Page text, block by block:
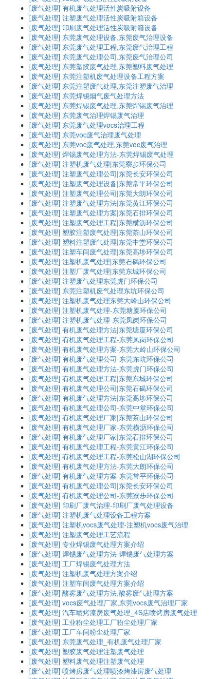
[废气处理] 有机废气处理活性炭吸附设备
[废气处理] 注塑废气处理活性炭吸附箱设备
[废气处理] 印刷废气处理活性炭吸附箱设备
[废气处理] 东莞废气处理设备,东莞废气治理设备
[废气处理] 东莞废气处理工程,东莞废气治理工程
[废气处理] 东莞废气处理公司,东莞废气治理公司
[废气处理] 东莞塑胶废气处理,东莞塑料废气处理
[废气处理] 东莞注塑机废气处理设备工程方案
[废气处理] 东莞注塑废气处理,东莞注塑废气治理
[废气处理] 东莞焊锡烟气废气处理方法
[废气处理] 东莞焊锡废气处理,东莞焊锡废气治理
[废气处理] 东莞废气治理焊锡废气治理
[废气处理] 东莞废气处理vocs治理工程
[废气处理] 东莞voc废气治理废气处理
[废气处理] 东莞voc废气处理,东莞voc废气治理
[废气处理] 焊锡废气处理方法-东莞焊锡废气处理
[废气处理] 注塑机废气处理|东莞寮步环保公司
[废气处理] 注塑废气处理公司|东莞长安环保公司
[废气处理] 注塑废气处理设备|东莞常平环保公司
[废气处理] 注塑废气处理公司|东莞大朗环保公司
[废气处理] 注塑废气处理方法|东莞黄江环保公司
[废气处理] 注塑废气处理方案|东莞石排环保公司
[废气处理] 注塑废气处理工程|东莞横沥环保公司
[废气处理] 塑胶注塑废气处理|东莞茶山环保公司
[废气处理] 塑料注塑废气处理|东莞中堂环保公司
[废气处理] 注塑车间废气处理|东莞高埗环保公司
[废气处理] 注塑机废气处理|东莞石碣环保公司
[废气处理] 注塑厂废气处理|东莞东城环保公司
[废气处理] 注塑废气处理东莞虎门环保公司
[废气处理] 东莞注塑机废气处理东坑环保公司
[废气处理] 注塑机废气处理东莞大岭山环保公司
[废气处理] 注塑机废气处理-东莞塘厦环保公司
[废气处理] 注塑机废气处理-东莞凤岗环保公司
[废气处理] 有机废气处理方法|东莞塘厦环保公司
[废气处理] 有机废气处理工程-东莞凤岗环保公司
[废气处理] 有机废气处理方案-东莞大岭山环保公司
[废气处理] 有机废气处理公司-东莞东坑环保公司
[废气处理] 有机废气处理方法-东莞虎门环保公司
[废气处理] 有机废气处理工程|东莞东城环保公司
[废气处理] 有机废气处理公司|东莞石碣环保公司
[废气处理] 有机废气处理方法|东莞高埗环保公司
[废气处理] 有机废气处理公司-东莞中堂环保公司
[废气处理] 有机废气处理厂家|东莞茶山环保公司
[废气处理] 有机废气处理厂家-东莞横沥环保公司
[废气处理] 有机废气处理厂家|东莞石排环保公司
[废气处理] 有机废气处理工程-东莞黄江环保公司
[废气处理] 有机废气处理工程-东莞松山湖环保公司
[废气处理] 有机废气处理方法-东莞大朗环保公司
[废气处理] 有机废气处理方案-东莞常平环保公司
[废气处理] 有机废气处理公司|东莞长安环保公司
[废气处理] 有机废气处理公司-东莞寮步环保公司
[废气处理] 印刷厂废气治理-印刷厂废气处理设备
[废气处理] 注塑机废气处理设备工程方案
[废气处理] 注塑机vocs废气处理-注塑机vocs废气治理
[废气处理] 注塑废气处理工艺流程
[废气处理] 专业焊锡废气处理方案介绍
[废气处理] 焊锡废气处理方法-焊锡废气处理方案
[废气处理] 工厂焊锡废气处理方法
[废气处理] 注塑机废气处理方案介绍
[废气处理] 注塑车间废气处理方案介绍
[废气处理] 酸雾废气处理方法,酸雾废气处理方案
[废气处理] vocs废气处理厂家,东莞vocs废气治理厂家
[废气处理] 汽车喷烤漆房废气处理_4S店喷烤房废气处理
[废气处理] 工业粉尘处理工厂粉尘处理厂家
[废气处理] 工厂车间粉尘处理厂家
[废气处理] 东莞废气处理_有机废气处理厂家
[废气处理] 塑胶废气处理注塑废气处理
[废气处理] 塑料废气处理注塑废气处理
[废气处理] 喷烤房废气处理喷漆烤漆房废气处理